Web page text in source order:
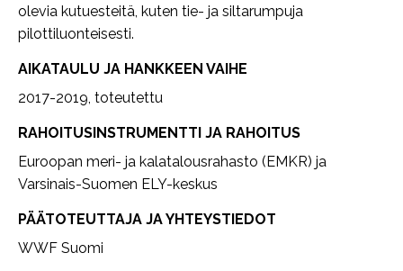
olevia kutuesteitä, kuten tie- ja siltarumpuja
pilottiluonteisesti.
AIKATAULU JA HANKKEEN VAIHE
2017-2019, toteutettu
RAHOITUSINSTRUMENTTI JA RAHOITUS
Euroopan meri- ja kalatalousrahasto (EMKR) ja
Varsinais-Suomen ELY-keskus
PÄÄTOTEUTTAJA JA YHTEYSTIEDOT
WWF Suomi